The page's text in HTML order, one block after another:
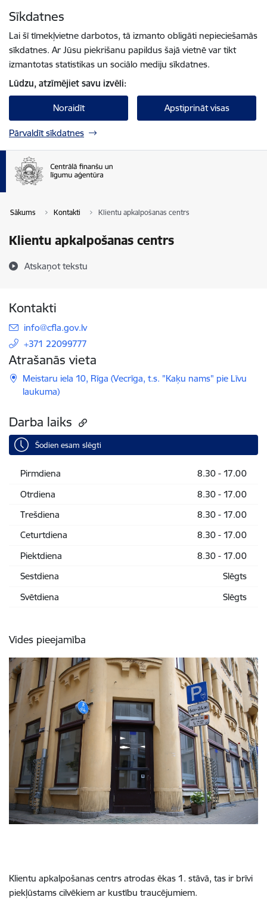
Sīkdatnes
Lai šī tīmekļvietne darbotos, tā izmanto obligāti nepieciešamās
sīkdatnes. Ar Jūsu piekrišanu papildus šajā vietnē var tikt
izmantotas statistikas un sociālo mediju sīkdatnes.
Lūdzu, atzīmējiet savu izvēli:
Noraidīt Apstiprināt visas
Pārvaldīt sīkdatnes
Sākums Kontakti Klientu apkalpošanas centrs
Klientu apkalpošanas centrs
Atskaņot tekstu
Kontakti
E-pasts:
info@cfla.gov.lv
+371 22099777
Atrašanās vieta
Meistaru iela 10, Rīga (Vecrīga, t.s. "Kaķu nams" pie Līvu
laukuma)
Darba laiks
Šodien esam slēgti
Pirmdiena
8.30 - 17.00
Otrdiena
8.30 - 17.00
Trešdiena
8.30 - 17.00
Ceturtdiena
8.30 - 17.00
Piektdiena
8.30 - 17.00
Sestdiena
Slēgts
Svētdiena
Slēgts
Vides pieejamība
Klientu apkalpošanas centrs atrodas ēkas 1. stāvā, tas ir brīvi
piekļūstams cilvēkiem ar kustību traucējumiem.